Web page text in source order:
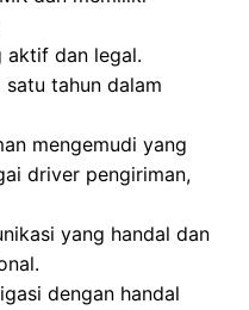
aktif dan legal.
tahun dalam
mengemudi yang
driver pengiriman,
yang handal dan
dengan handal